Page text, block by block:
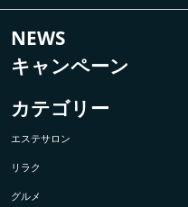
NEWS
キャンペーン
カテゴリー
エステサロン
リラク
グルメ